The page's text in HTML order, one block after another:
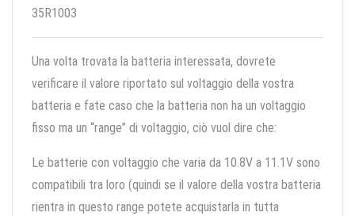
35R1003
Una volta trovata la batteria interessata, dovrete
verificare il valore riportato sul voltaggio della vostra
batteria e fate caso che la batteria non ha un voltaggio
fisso ma un “range” di voltaggio, ciò vuol dire che:
Le batterie con voltaggio che varia da 10.8V a 11.1V sono
compatibili tra loro (quindi se il valore della vostra batteria
rientra in questo range potete acquistarla in tutta